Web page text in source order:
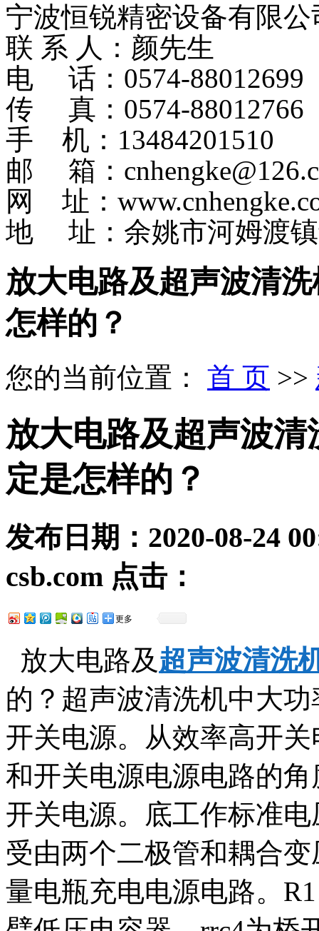
宁波恒锐精密设备有限公
联 系 人：颜先生
电 话：0574-88012699
传 真：0574-88012766
手 机：13484201510
邮 箱：
网 址：
地 址：余姚市河姆渡镇
放大电路及超声波清
怎样的？
您的当前位置： 首 页 >>
放大电路及超声波
定是怎样的？
发布日期： 2020-08-24
csb.com 点击：
更多
放大电路及 超声波清洗
的？超声波清洗机中大
开关电源。从效率高开
和开关电源电源电路的
开关电源。底工作标准
受由两个二极管和耦合
量电瓶充电电源电路。